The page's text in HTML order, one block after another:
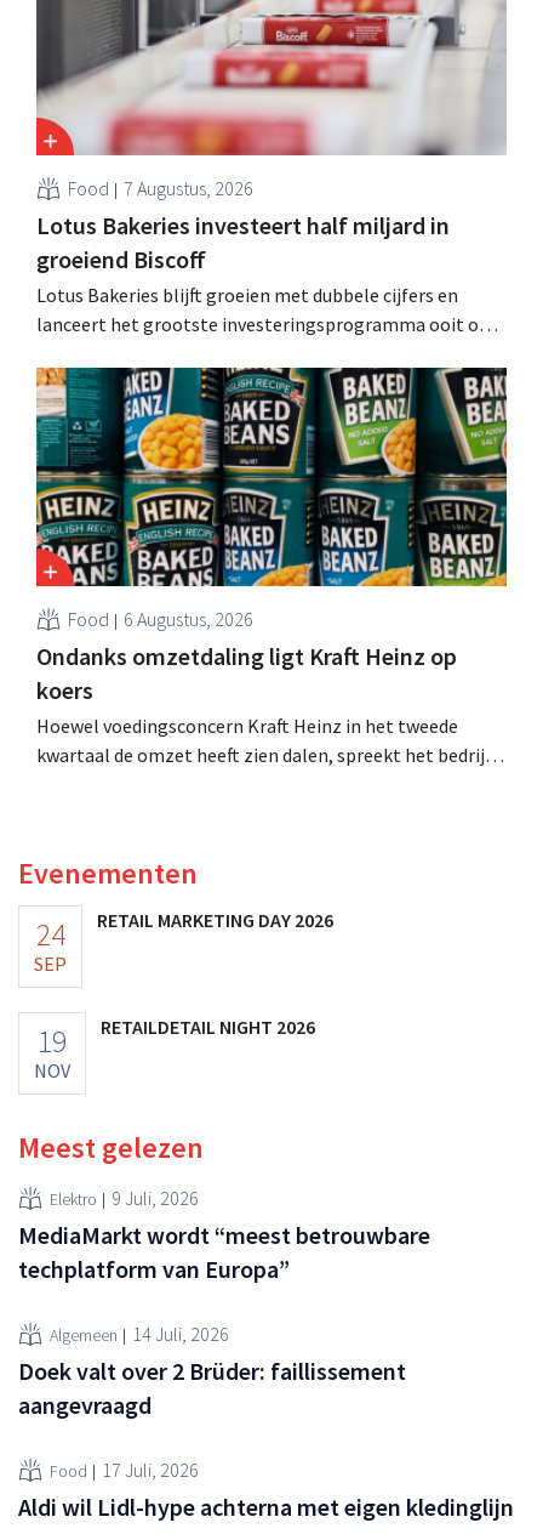
Food 7 Augustus, 2026
Lotus Bakeries investeert half miljard in
groeiend Biscoff
Lotus Bakeries blijft groeien met dubbele cijfers en
lanceert het grootste investeringsprogramma ooit om
moeten dit momentum grijpen”.
Food 6 Augustus, 2026
Ondanks omzetdaling ligt Kraft Heinz op
koers
Hoewel voedingsconcern Kraft Heinz in het tweede
kwartaal de omzet heeft zien dalen, spreekt het bedrijf
Evenementen
24
SEP
RETAIL MARKETING DAY 2026
19
NOV
RETAILDETAIL NIGHT 2026
Meest gelezen
Elektro 9 Juli, 2026
MediaMarkt wordt “meest betrouwbare
techplatform van Europa”
Algemeen 14 Juli, 2026
Doek valt over 2 Brüder: faillissement
aangevraagd
Food 17 Juli, 2026
Aldi wil Lidl-hype achterna met eigen kledinglijn